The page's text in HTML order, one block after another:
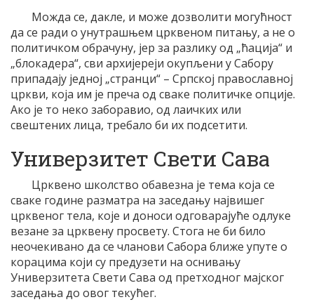
Можда се, дакле, и може дозволити могућност
да се ради о унутрашњем црквеном питању, а не о
политичком обрачуну, јер за разлику од „ћација“ и
„блокадера“, сви архијереји окупљени у Сабору
припадају једној „странци“ – Српској православној
цркви, која им је преча од сваке политичке опције.
Ако је то неко заборавио, од лаичких или
свештених лица, требало би их подсетити.
Универзитет Свети Сава
Црквено школство обавезна је тема која се
сваке године разматра на заседању највишег
црквеног тела, које и доноси одговарајуће одлуке
везане за црквену просвету. Стога не би било
неочекивано да се чланови Сабора ближе упуте о
корацима који су предузети на оснивању
Универзитета Свети Сава од претходног мајског
заседања до овог текућег.